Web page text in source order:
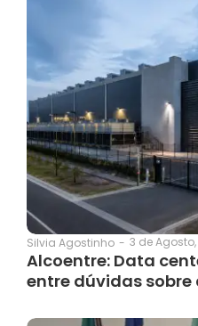
Silvia Agostinho - 3 de
Alcoentre: Data
entre dúvidas sobre